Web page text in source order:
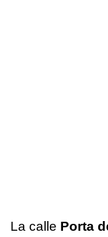
La calle Porta